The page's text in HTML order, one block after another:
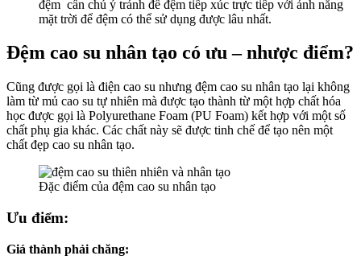
đệm cần chú ý tránh để đệm tiếp xúc trực tiếp với ánh nắng
mặt trời để đệm có thể sử dụng được lâu nhất.
Đệm cao su nhân tạo có ưu – nhược điểm?
Cũng được gọi là điện cao su nhưng đệm cao su nhân tạo lại không
làm từ mủ cao su tự nhiên mà được tạo thành từ một hợp chất hóa
học được gọi là Polyurethane Foam (PU Foam) kết hợp với một số
chất phụ gia khác. Các chất này sẽ được tinh chế để tạo nên một
chất đẹp cao su nhân tạo.
Đặc điểm của đệm cao su nhân tạo
Ưu điểm:
Giá thành phải chăng: